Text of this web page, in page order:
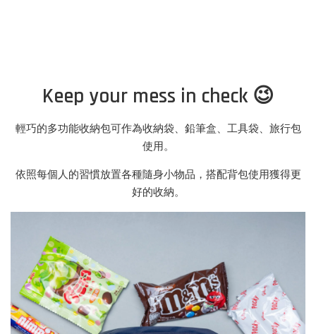
Keep your mess in check 😉
輕巧的多功能收納包可作為收納袋、鉛筆盒、工具袋、旅行包
使用。
依照每個人的習慣放置各種隨身小物品，搭配背包使用獲得更
好的收納。